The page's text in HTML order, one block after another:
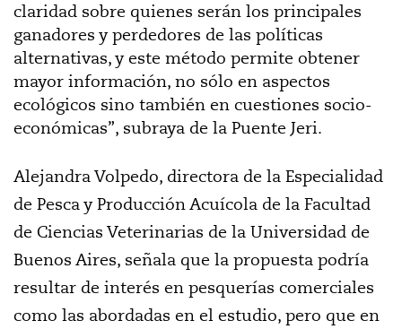
claridad sobre quienes serán los principales
ganadores y perdedores de las políticas
alternativas, y este método permite obtener
mayor información, no sólo en aspectos
ecológicos sino también en cuestiones socio-
económicas”, subraya de la Puente Jeri.
Alejandra Volpedo, directora de la Especialidad
de Pesca y Producción Acuícola de la Facultad
de Ciencias Veterinarias de la Universidad de
Buenos Aires, señala que la propuesta podría
resultar de interés en pesquerías comerciales
como las abordadas en el estudio, pero que en